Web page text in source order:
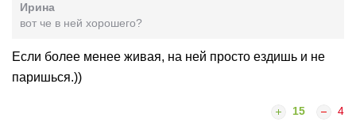
Ирина
вот че в ней хорошего?
Если более менее живая, на ней просто ездишь и не
паришься.))
15 4